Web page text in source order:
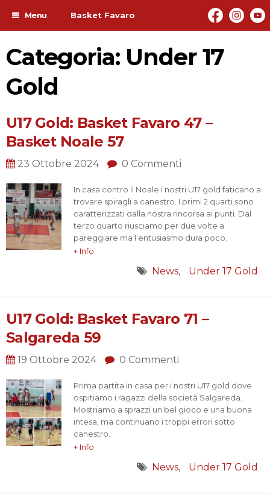
Menu Basket Favaro
Categoria: Under 17
Gold
U17 Gold: Basket Favaro 47 –
Basket Noale 57
23 Ottobre 2024 0 Commenti
In casa contro il Noale i nostri U17 gold faticano a
trovare spiragli a canestro. I primi 2 quarti sono
caratterizzati dalla nostra rincorsa ai punti. Dal
terzo quarto riusciamo per due volte a
pareggiare ma l’entusiasmo dura poco.
Purtroppo in questa terza giornata la grinta non
dei nostri biancorossi lottando fino…
+ Info
News Under 17 Gold
U17 Gold: Basket Favaro 71 –
Salgareda 59
19 Ottobre 2024 0 Commenti
Prima partita in casa per i nostri U17 gold dove
ospitiamo i ragazzi della società Salgareda.
Mostriamo a sprazzi un bel gioco e una buona
intesa, ma continuano i troppi errori sotto
canestro.
La determinazione e l’affiatamento del nostro
conquistare la vittoria tenendo alto l’umore in
Testa alla prossima.
+ Info
News Under 17 Gold